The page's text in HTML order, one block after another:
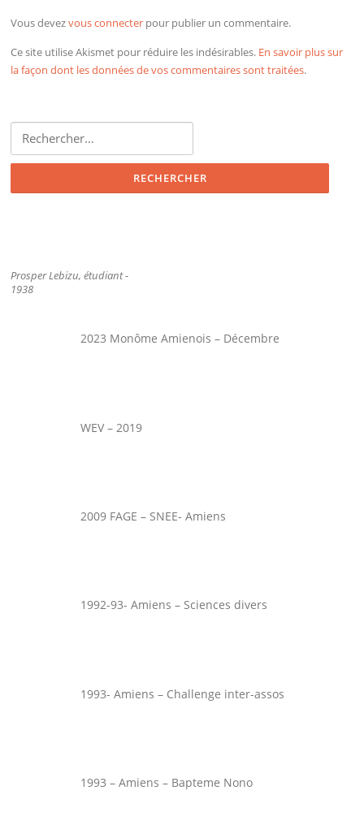
Vous devezvous connecter pour publier un commentaire.
Ce site utilise Akismet pour réduire les indésirables. En savoir plus sur
la façon dont les données de vos commentaires sont traitées.
Rechercher :
Prosper Lebizu, étudiant -
1938
2023 Monôme Amienois – Décembre
WEV – 2019
2009 FAGE – SNEE- Amiens
1992-93- Amiens – Sciences divers
1993- Amiens – Challenge inter-assos
1993 – Amiens – Bapteme Nono